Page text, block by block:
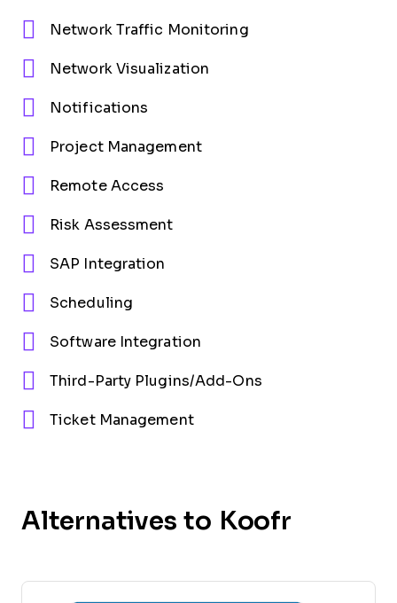
Network Traffic Monitoring
Network Visualization
Notifications
Project Management
Remote Access
Risk Assessment
SAP Integration
Scheduling
Software Integration
Third-Party Plugins/Add-Ons
Ticket Management
Alternatives to Koofr